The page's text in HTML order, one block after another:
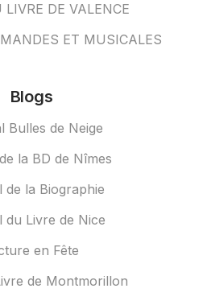
DE VALENCE
ET MUSICALES
Blogs
Bulles de Neige
la BD de Nîmes
de la Biographie
du Livre de Nice
en Fête
de Montmorillon